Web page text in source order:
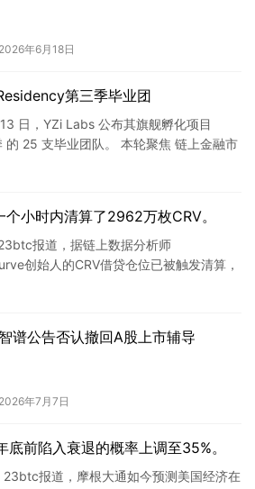
2026年6月18日
第三季毕业团
日，YZi Labs 公布其旗舰孵化项目
的 25 支毕业团队。 本轮聚焦 链上金融市
小时内清算了2962万枚CRV。
报道，据链上数据分析师
创始人的CRV借贷仓位已被触发清算，
智谱公告否认撤回A股上市辅导
2026年7月7日
底前陷入衰退的概率上调至35%。
报道，摩根大通如今预测美国经济在